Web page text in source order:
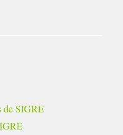
de SIGRE